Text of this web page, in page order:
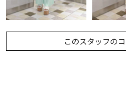
このスタッフの